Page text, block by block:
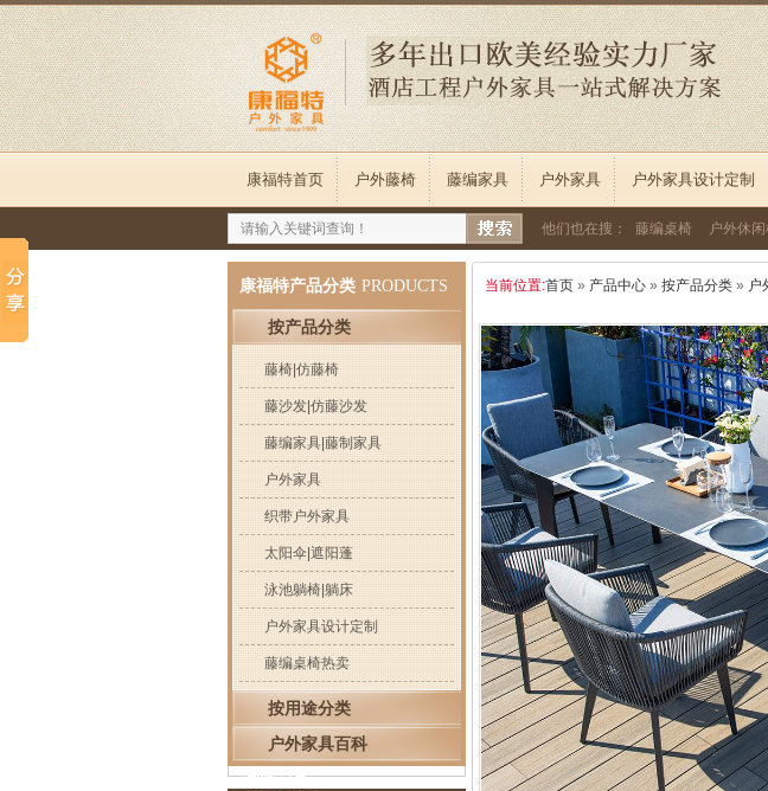
康福特首页 户外藤椅 藤编家具 户外家具 户外家具设计定制
他们也在搜： 藤编桌椅 户外休闲
康福特产品分类 PRODUCTS
按产品分类
藤椅|仿藤椅
藤沙发|仿藤沙发
藤编家具|藤制家具
户外家具
织带户外家具
太阳伞|遮阳蓬
泳池躺椅|躺床
户外家具设计定制
藤编桌椅热卖
按用途分类
户外家具百科
浏览记录
当前位置:首页 » 产品中心 » 按产品分类 » 户